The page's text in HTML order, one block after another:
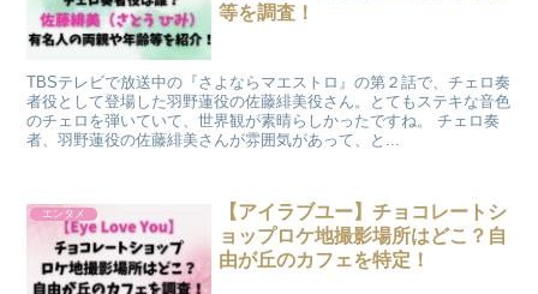
等を調査！
TBSテレビで放送中の『さよならマエストロ』の第２話で、チェロ奏
者役として登場した羽野蓮役の佐藤緋美役さん。とてもステキな音色
のチェロを弾いていて、世界観が素晴らしかったですね。 チェロ奏
者、羽野蓮役の佐藤緋美さんが雰囲気があって、と...
エンタメ
【アイラブユー】チョコレートシ
ョップロケ地撮影場所はどこ？自
由が丘のカフェを特定！